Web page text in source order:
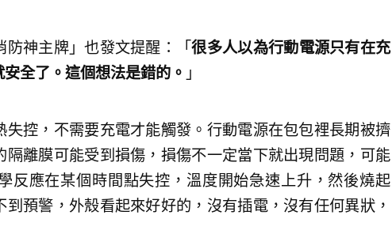
防神主牌」也發文提醒：「很多人以為行動電源只有在充
全了。這個想法是錯的。 」
失控，不需要充電才能觸發。行動電源在包包裡長期被擠
隔離膜可能受到損傷，損傷不一定當下就出現問題，可能
反應在某個時間點失控，溫度開始急速上升，然後燒起
預警，外殼看起來好好的，沒有插電，沒有任何異狀，